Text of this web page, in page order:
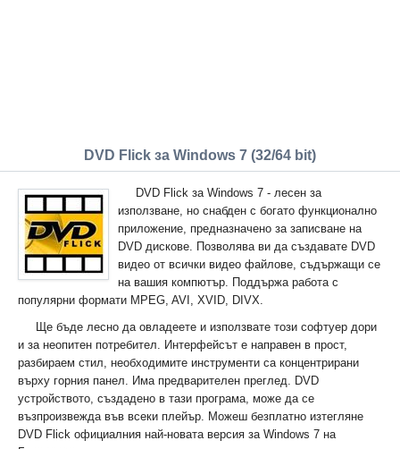
DVD Flick за Windows 7 (32/64 bit)
DVD Flick за Windows 7 - лесен за
използване, но снабден с богато функционално
приложение, предназначено за записване на
DVD дискове. Позволява ви да създавате DVD
видео от всички видео файлове, съдържащи се
на вашия компютър. Поддържа работа с
популярни формати MPEG, AVI, XVID, DIVX.
Ще бъде лесно да овладеете и използвате този софтуер дори
и за неопитен потребител. Интерфейсът е направен в прост,
разбираем стил, необходимите инструменти са концентрирани
върху горния панел. Има предварителен преглед. DVD
устройството, създадено в тази програма, може да се
възпроизвежда във всеки плейър. Можеш безплатно изтегляне
DVD Flick официалния най-новата версия за Windows 7 на